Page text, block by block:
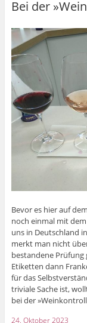
Bei der
Bevor es hier auf
noch einmal mit
uns in Deutschland
merkt man nicht
bestandene Prüfung
Etiketten dann
für das
triviale Sache ist,
bei der
24. Oktober 2023